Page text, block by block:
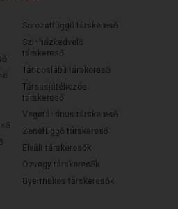
Sorozatfüggő társkereső
Színházkedvelő
társkereső
Táncoslábú társkereső
Társasjátékozós
társkereső
Vegetáriánus társkereső
Zenefüggő társkereső
Elvált társkeresők
Özvegy társkeresők
Gyermekes társkeresők